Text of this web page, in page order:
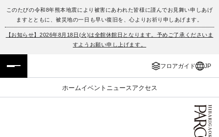
このたびの令和8年熊本地震により被害にあわれた皆様に謹んでお見舞い申しあげ
ますとともに、被災地の一日も早い復旧を、心よりお祈り申しあげます。
【お知らせ】2026年8月18日(火)は全館休館日となります。予めご了承くださいま
すようお願い申し上げます。
フロアガイド JP
ホームイベント ニュース アクセス
フロアガイド
イベント・ポップアップ
ニュース
ENGLISH
簡体字
한국어